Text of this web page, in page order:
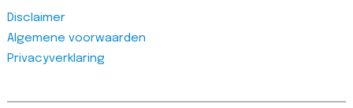
Disclaimer
Algemene voorwaarden
Privacyverklaring